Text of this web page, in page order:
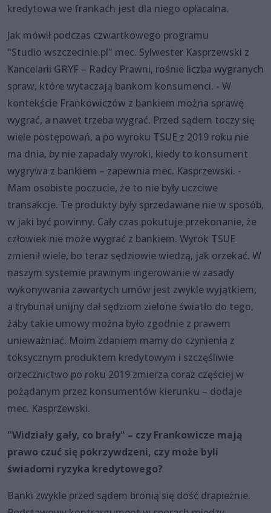
kredytowa we frankach jest dla niego opłacalna.
Jak mówił podczas czwartkowego programu
"Studio wszczecinie.pl" mec. Sylwester Kasprzewski z
Kancelarii GRYF – Radcy Prawni, rośnie liczba wygranych
spraw, które wytaczają bankom konsumenci. - W
kontekście Frankowiczów z bankiem można sprawę
wygrać, a nawet trzeba wygrać. Przed sądem toczy się
wiele postępowań, a po wyroku TSUE z 2019 roku nie
ma dnia, by nie zapadały wyroki, kiedy to konsument
wygrywa z bankiem – zapewnia mec. Kasprzewski. -
Mam osobiste poczucie, że to nie były uczciwe
transakcje. Te produkty były sprzedawane nie w sposób,
w jaki być powinny. Cały czas pokutuje przekonanie, że
człowiek nie może wygrać z bankiem. Wyrok TSUE
zmienił wiele, bo teraz sędziowie wiedzą, jak orzekać. W
naszym systemie prawnym ingerowanie w zasady
wykonywania zawartych umów jest zwykle wyjątkiem,
a trybunał unijny dał sędziom zielone światło do tego,
żaby takie umowy można było zgodnie z prawem
unieważniać. Moim zdaniem mamy do czynienia z
toksycznym produktem kredytowym i szczęśliwie
orzecznictwo po roku 2019 zmierza coraz częściej w
pożądanym przez konsumentów kierunku – dodaje
mec. Kasprzewski.
"Widziały gały, co brały" – czy Frankowicze mają
prawo czuć się pokrzywdzeni, czy może byli
świadomi ryzyka kredytowego?
Banki zwykle przed sądem bronią się dość drapieżnie.